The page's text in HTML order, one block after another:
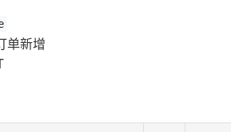
单新增